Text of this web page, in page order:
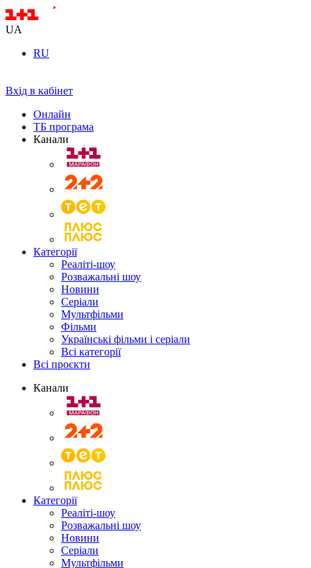
UA
RU
Вхід в кабінет
Онлайн
ТБ програма
Канали
Категорії
Реаліті-шоу
Розважальні шоу
Новини
Серіали
Мультфільми
Фільми
Українські фільми і серіали
Всі категорії
Всі проєкти
Канали
Категорії
Реаліті-шоу
Розважальні шоу
Новини
Серіали
Мультфільми